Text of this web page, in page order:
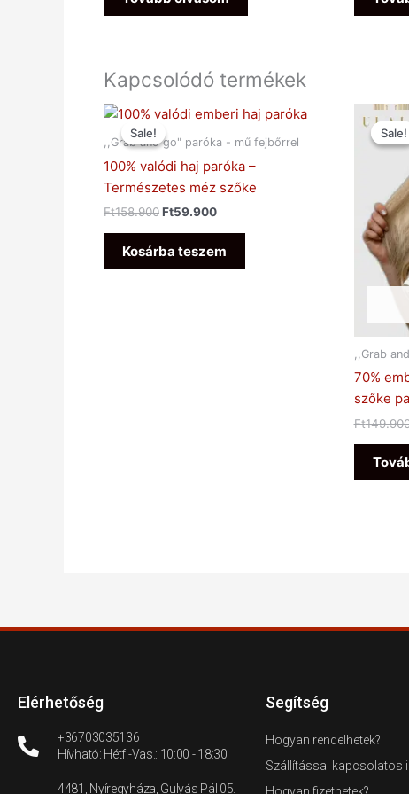
Kapcsolódó termékek
Sale!
Sale!
,,Grab and go" paróka - mű fejbőrrel
100% valódi haj paróka –
Természetes méz szőke
Ft158.900
Original
was:
Ft59.900
Current
is:
Kosárba teszem
Sale!
Sale!
,,Grab
70%
szőke
Ft
Elérhetőség
+36703035136
Hívható: Hétf.-Vas.: 10:00 - 18:30
4481, Nyíregyháza, Gulyás Pál 05.
Segítség
Hogyan rendelhetek?
Szállítással kapcsolatos